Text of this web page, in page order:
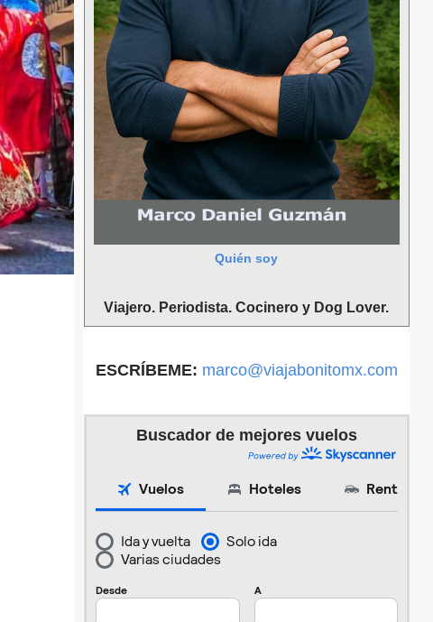
Quién soy
Viajero. Periodista. Cocinero y Dog Lover.
ESCRÍBEME: marco@viajabonitomx.com
Buscador de mejores vuelos